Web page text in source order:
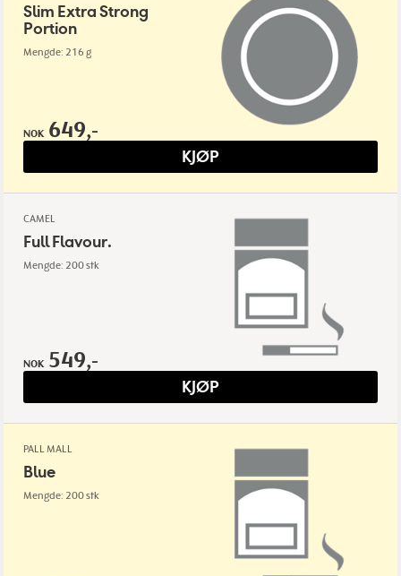
Slim Extra Strong
Portion
Mengde: 216 g
NOK 649,-
KJØP
CAMEL
Full Flavour.
Mengde: 200 stk
NOK 549,-
KJØP
PALL MALL
Blue
Mengde: 200 stk